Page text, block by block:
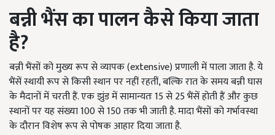
बन्नी भैंस का पालन कैसे किया जाता
है?
बन्नी भैंसों को मुख्य रूप से व्यापक (extensive) प्रणाली में पाला जाता है. ये
भैंसें स्थायी रूप से किसी स्थान पर नहीं रहतीं, बल्कि रात के समय बन्नी घास
के मैदानों में चरती हैं. एक झुंड में सामान्यतः 15 से 25 भैंसें होती हैं और कुछ
स्थानों पर यह संख्या 100 से 150 तक भी जाती है. मादा भैंसों को गर्भावस्था
के दौरान विशेष रूप से पोषक आहार दिया जाता है.